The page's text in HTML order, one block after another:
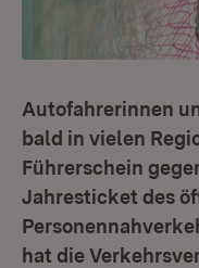
Autofahrerinnen
bald in vielen
Führerschein
Jahresticket des
hat die